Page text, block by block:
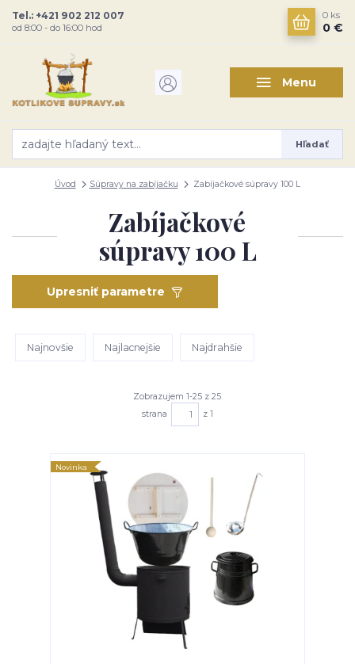
Menu
Hľadať
Tel.: +421 902 212 007
od 8:00 - do 16:00 hod
0 ks
0 €
Úvod Súpravy na zabíjačku Zabíjačkové súpravy 100 L
Zabíjačkové
súpravy 100 L
Upresniť parametre
Najnovšie Najlacnejšie Najdrahšie
Zobrazujem 1-25 z 25
strana
z 1
Novinka